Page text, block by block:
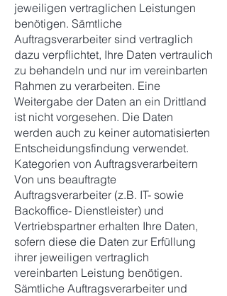
jeweiligen vertraglichen Leistungen
benötigen. Sämtliche
Auftragsverarbeiter sind vertraglich
dazu verpflichtet, Ihre Daten vertraulich
zu behandeln und nur im vereinbarten
Rahmen zu verarbeiten. Eine
Weitergabe der Daten an ein Drittland
ist nicht vorgesehen. Die Daten
werden auch zu keiner automatisierten
Entscheidungsfindung verwendet.
Kategorien von Auftragsverarbeitern
Von uns beauftragte
Auftragsverarbeiter (z.B. IT- sowie
Backoffice- Dienstleister) und
Vertriebspartner erhalten Ihre Daten,
sofern diese die Daten zur Erfüllung
ihrer jeweiligen vertraglich
vereinbarten Leistung benötigen.
Sämtliche Auftragsverarbeiter und